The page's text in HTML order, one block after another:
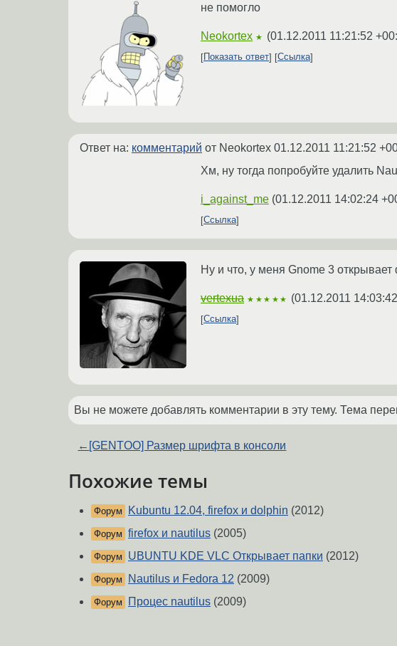
не помогло
Neokortex ★ (01.12.2011 11:21:52
Показать ответ
Ссылка
Ответ на: комментарий от Neokortex 01.12.2011 11:21:52
Хм, ну тогда попробуйте удалить
i_against_me (01.12.2011 14:02:24
Ссылка
Ну и что, у меня Gnome 3
vertexua ★★★★★ (01.12.2011
Ссылка
Вы не можете добавлять комментарии в эту тему. Тема
← [GENTOO] Размер шрифта в консоли
Похожие темы
Форум Kubuntu 12.04, firefox и dolphin (2012)
Форум firefox и nautilus (2005)
Форум UBUNTU KDE VLC Открывает папки (2012)
Форум Nautilus и Fedora 12 (2009)
Форум Процес nautilus (2009)